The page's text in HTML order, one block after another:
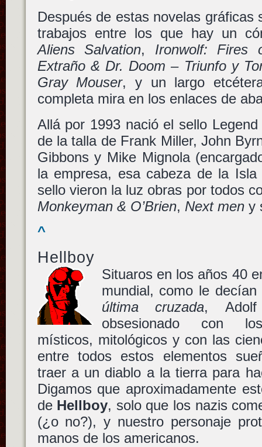
Después de estas novelas gráficas
trabajos entre los que hay un
Aliens Salvation, Ironwolf: Fires
Extraño & Dr. Doom – Triunfo y
Gray Mouser, y un largo
completa mira en los enlaces de
Allá por 1993 nació el sello
de la talla de Frank Miller, John
Gibbons y Mike Mignola
la empresa, esa cabeza de la
sello vieron la luz obras por todos
Monkeyman & O’Brien, Next meny
^
Hellboy
Situaros en los años 40
mundial, como le
última cruzada,
obsesionado con
místicos, mitológicos y con las
entre todos estos elementos
traer a un diablo a la tierra para
Digamos que aproximadamente
de Hellboy, solo que los nazis
(¿o no?), y nuestro personaje
manos de los americanos.